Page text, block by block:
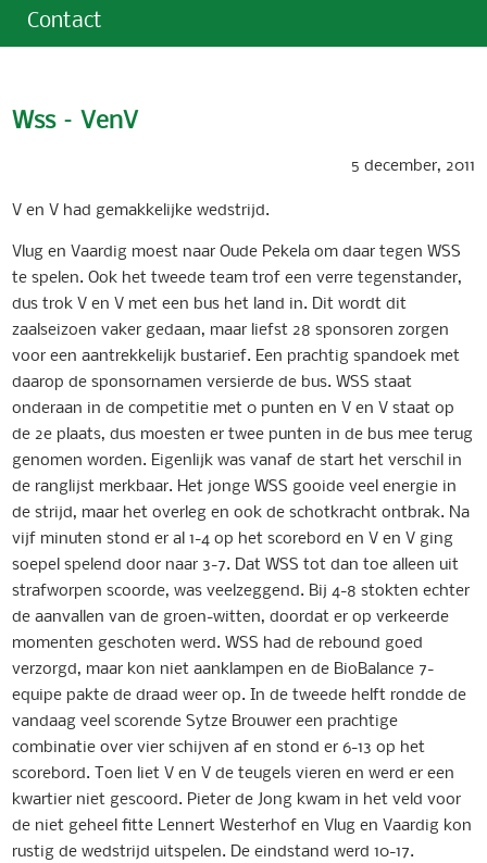
Contact
Wss – VenV
5 december, 2011
V en V had gemakkelijke wedstrijd.
Vlug en Vaardig moest naar Oude Pekela om daar tegen WSS
te spelen. Ook het tweede team trof een verre tegenstander,
dus trok V en V met een bus het land in. Dit wordt dit
zaalseizoen vaker gedaan, maar liefst 28 sponsoren zorgen
voor een aantrekkelijk bustarief. Een prachtig spandoek met
daarop de sponsornamen versierde de bus. WSS staat
onderaan in de competitie met 0 punten en V en V staat op
de 2e plaats, dus moesten er twee punten in de bus mee terug
genomen worden. Eigenlijk was vanaf de start het verschil in
de ranglijst merkbaar. Het jonge WSS gooide veel energie in
de strijd, maar het overleg en ook de schotkracht ontbrak. Na
vijf minuten stond er al 1-4 op het scorebord en V en V ging
soepel spelend door naar 3-7. Dat WSS tot dan toe alleen uit
strafworpen scoorde, was veelzeggend. Bij 4-8 stokten echter
de aanvallen van de groen-witten, doordat er op verkeerde
momenten geschoten werd. WSS had de rebound goed
verzorgd, maar kon niet aanklampen en de BioBalance 7-
equipe pakte de draad weer op. In de tweede helft rondde de
vandaag veel scorende Sytze Brouwer een prachtige
combinatie over vier schijven af en stond er 6-13 op het
scorebord. Toen liet V en V de teugels vieren en werd er een
kwartier niet gescoord. Pieter de Jong kwam in het veld voor
de niet geheel fitte Lennert Westerhof en Vlug en Vaardig kon
rustig de wedstrijd uitspelen. De eindstand werd 10-17.